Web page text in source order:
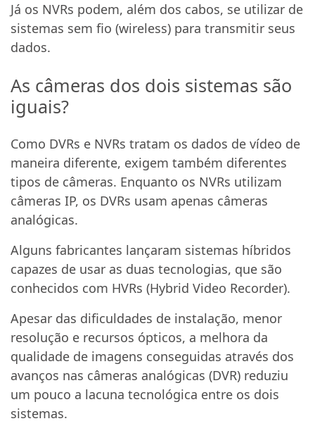
Já os NVRs podem, além dos cabos, se utilizar de
sistemas sem fio (wireless) para transmitir seus
dados.
As câmeras dos dois sistemas são
iguais?
Como DVRs e NVRs tratam os dados de vídeo de
maneira diferente, exigem também diferentes
tipos de câmeras. Enquanto os NVRs utilizam
câmeras IP, os DVRs usam apenas câmeras
analógicas.
Alguns fabricantes lançaram sistemas híbridos
capazes de usar as duas tecnologias, que são
conhecidos com HVRs (Hybrid Video Recorder).
Apesar das dificuldades de instalação, menor
resolução e recursos ópticos, a melhora da
qualidade de imagens conseguidas através dos
avanços nas câmeras analógicas (DVR) reduziu
um pouco a lacuna tecnológica entre os dois
sistemas.